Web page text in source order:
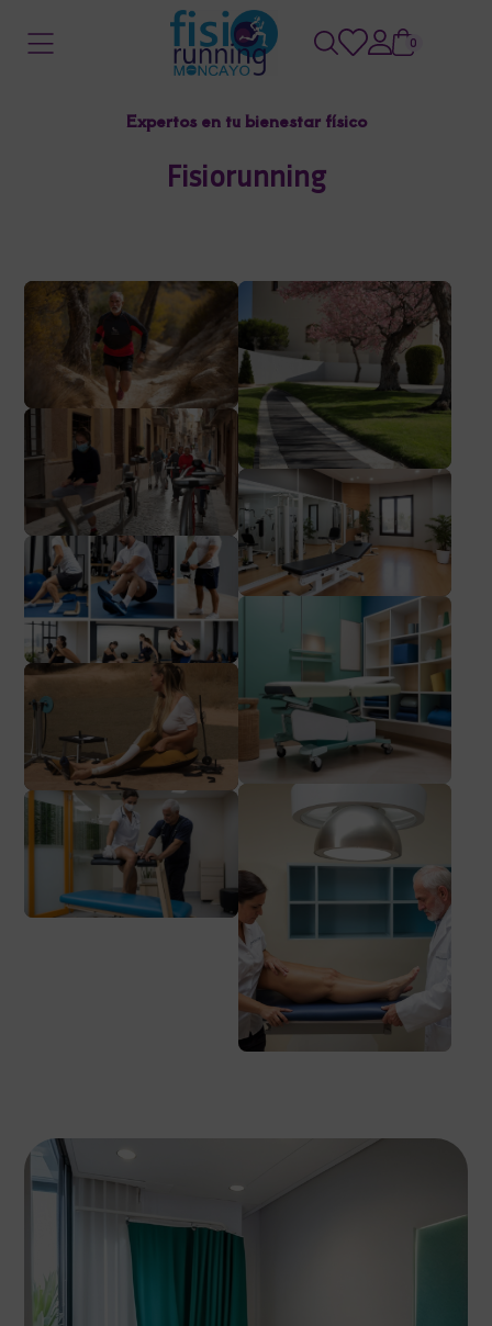
0
Expertos en tu bienestar físico
Fisiorunning